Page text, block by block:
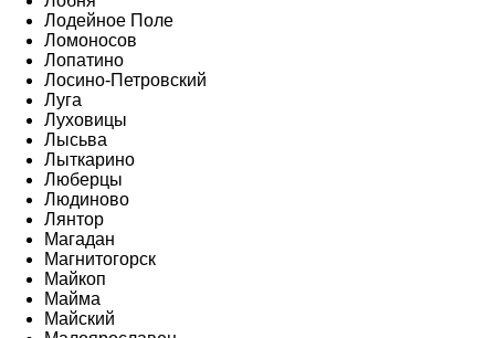
Лодейное Поле
Ломоносов
Лопатино
Лосино-Петровский
Луга
Луховицы
Лысьва
Лыткарино
Люберцы
Людиново
Лянтор
Магадан
Магнитогорск
Майкоп
Майма
Майский